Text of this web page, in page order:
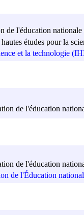
de l'éducation
études pour la
et la technologie
de l'éducation
de l'éducation
de l'Éducation